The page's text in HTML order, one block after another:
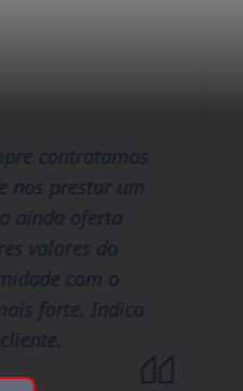
contratamos
nos prestar um
ainda oferta
valores do
com o
forte. Indico